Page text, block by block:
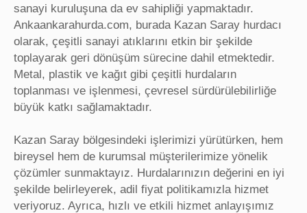
sanayi kuruluşuna da ev sahipliği yapmaktadır.
Ankaankarahurda.com, burada Kazan Saray hurdacı
olarak, çeşitli sanayi atıklarını etkin bir şekilde
toplayarak geri dönüşüm sürecine dahil etmektedir.
Metal, plastik ve kağıt gibi çeşitli hurdaların
toplanması ve işlenmesi, çevresel sürdürülebilirliğe
büyük katkı sağlamaktadır.
Kazan Saray bölgesindeki işlerimizi yürütürken, hem
bireysel hem de kurumsal müşterilerimize yönelik
çözümler sunmaktayız. Hurdalarınızın değerini en iyi
şekilde belirleyerek, adil fiyat politikamızla hizmet
veriyoruz. Ayrıca, hızlı ve etkili hizmet anlayışımız